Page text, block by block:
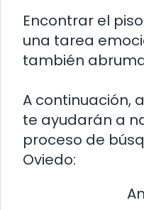
Encontrar el
una tarea
también
A continuación,
te ayudarán a
proceso de
Oviedo: